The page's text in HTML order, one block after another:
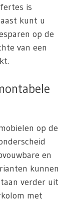
is
kunt u
op de
van een
op de
en
kunnen
verder uit
met